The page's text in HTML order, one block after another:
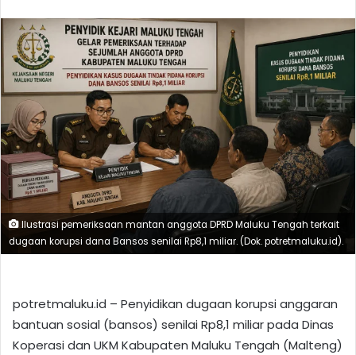
Ilustrasi pemeriksaan mantan anggota DPRD Maluku Tengah terkait
dugaan korupsi dana Bansos senilai Rp8,1 miliar. (Dok. potretmaluku.id).
potretmaluku.id – Penyidikan dugaan korupsi anggaran
bantuan sosial (bansos) senilai Rp8,1 miliar pada Dinas
Koperasi dan UKM Kabupaten Maluku Tengah (Malteng)